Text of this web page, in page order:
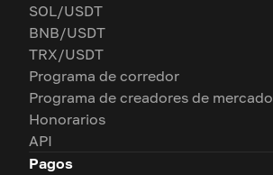
SOL/USDT
BNB/USDT
TRX/USDT
Programa de corredor
Programa de creadores de mercado
Honorarios
API
Pagos